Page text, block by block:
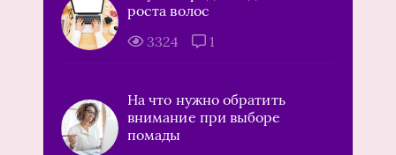
роста волос
3324
1
На что нужно обратить
внимание при выборе
помады